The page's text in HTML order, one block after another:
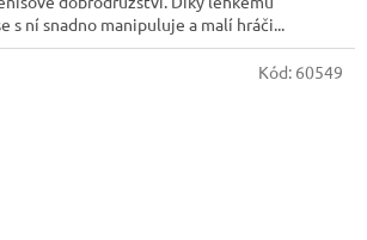
s ní snadno manipuluje a malí hráči...
Kód: 60549